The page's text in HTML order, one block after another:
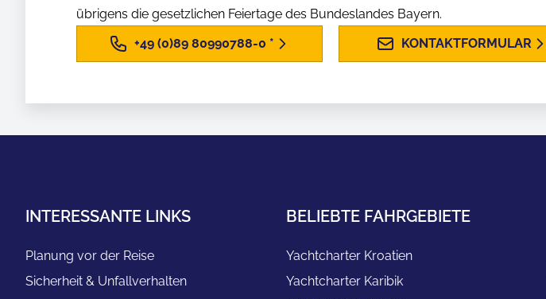
übrigens die gesetzlichen Feiertage des Bundeslandes Bayern.
+49 (0)89 80990788-0 * KONTAKTFORMULAR
INTERESSANTE LINKS
Planung vor der Reise
Sicherheit & Unfallverhalten
BELIEBTE FAHRGEBIETE
Yachtcharter Kroatien
Yachtcharter Karibik